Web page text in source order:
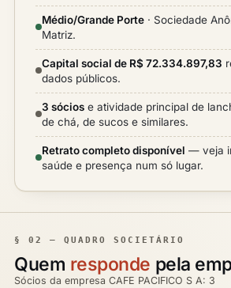
Médio/Grande Porte · Sociedade
Matriz.
Capital social de R$ 72.334.897,83
dados públicos.
3 sócios e atividade principal de
de chá, de sucos e similares.
Retrato completo disponível — veja
saúde e presença num só lugar.
§ 02 — QUADRO SOCIETÁRIO
Quem responde pela
Sócios da empresa CAFE PACIFICO S A: 3